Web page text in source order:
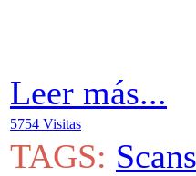
Leer más...
5754 Visitas
TAGS: Scans